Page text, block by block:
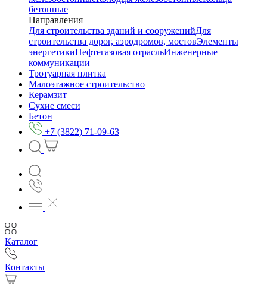
бетонные
Направления
Для строительства зданий и сооруженийДля
строительства дорог, аэродромов, мостовЭлементы
энергетикиНефтегазовая отрасльИнженерные
коммуникации
Тротуарная плитка
Малоэтажное строительство
Керамзит
Сухие смеси
Бетон
+7 (3822) 71-09-63
Каталог
Контакты